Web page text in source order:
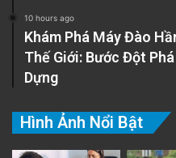
10 hours ago
Khám Phá Máy Đào
Thế Giới: Bước Đột
Dựng
Hình Ảnh Nổi Bật